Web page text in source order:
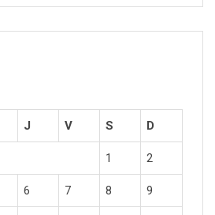
J V S D
1 2
6 7 8 9